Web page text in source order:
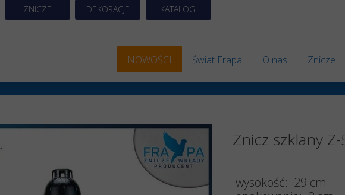
ZNICZE KATALOGI
DEKORACJE
NOWOŚCI Świat Frapa O nas
Znicze
Znicze
Znicze
Znicze
Znicz szklany
wysokość: 29 cm